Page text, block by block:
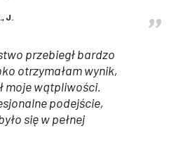
J.
przebiegł bardzo
otrzymałam wynik,
moje wątpliwości.
podejście,
się w pełnej